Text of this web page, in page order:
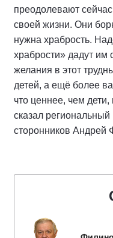
преодолевают
своей жизни. Они
нужна храбрость.
храбрости» дадут
желания в этот
детей, а ещё более
что ценнее, чем
сказал
сторонников Андрей